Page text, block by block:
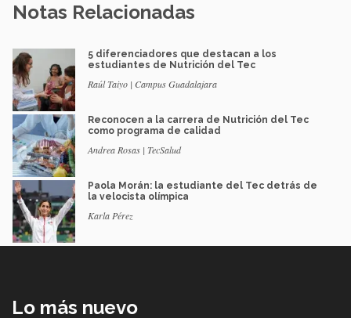
Notas Relacionadas
5 diferenciadores que destacan a los
estudiantes de Nutrición del Tec
Raúl Taiyo | Campus Guadalajara
Reconocen a la carrera de Nutrición del Tec
como programa de calidad
Andrea Rosas | TecSalud
Paola Morán: la estudiante del Tec detrás de
la velocista olímpica
Karla Pérez
Lo más nuevo